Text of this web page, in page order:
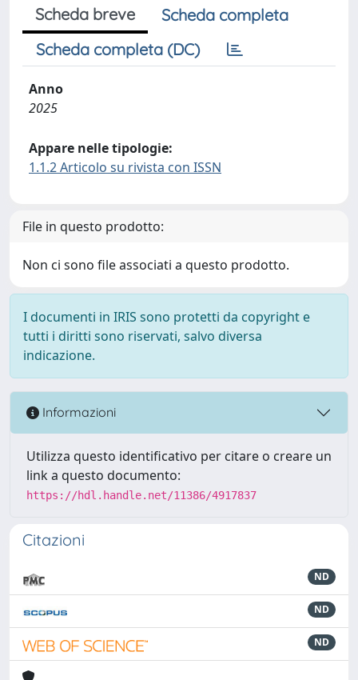
Scheda breve
Scheda completa
Scheda completa (DC)
Anno
2025
Appare nelle tipologie:
1.1.2 Articolo su rivista con ISSN
File in questo prodotto:
Non ci sono file associati a questo prodotto.
I documenti in IRIS sono protetti da copyright e
tutti i diritti sono riservati, salvo diversa
indicazione.
Informazioni
Utilizza questo identificativo per citare o creare un
link a questo documento:
https://hdl.handle.net/11386/4917837
Citazioni
ND
ND
ND